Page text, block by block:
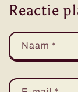
Reactie
Naam *